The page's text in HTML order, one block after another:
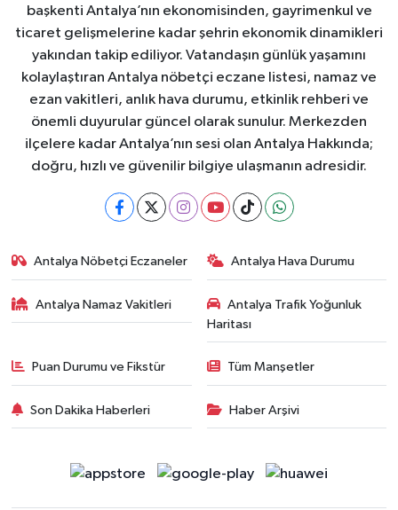
başkenti Antalya’nın ekonomisinden, gayrimenkul ve
ticaret gelişmelerine kadar şehrin ekonomik dinamikleri
yakından takip ediliyor. Vatandaşın günlük yaşamını
kolaylaştıran Antalya nöbetçi eczane listesi, namaz ve
ezan vakitleri, anlık hava durumu, etkinlik rehberi ve
önemli duyurular güncel olarak sunulur. Merkezden
ilçelere kadar Antalya’nın sesi olan Antalya Hakkında;
doğru, hızlı ve güvenilir bilgiye ulaşmanın adresidir.
Antalya Nöbetçi Eczaneler Antalya Hava Durumu
Antalya Namaz Vakitleri
Antalya Trafik Yoğunluk
Haritası
Puan Durumu ve Fikstür Tüm Manşetler
Son Dakika Haberleri Haber Arşivi